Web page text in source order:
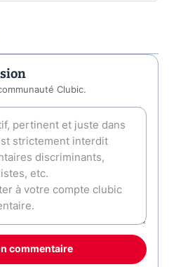
Clubic.
commentaire